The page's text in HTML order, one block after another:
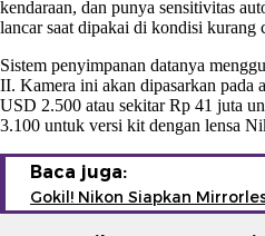
kendaraan, dan punya sensitivitas
lancar saat dipakai di kondisi kurang
Sistem penyimpanan datanya
II. Kamera ini akan dipasarkan pada
USD 2.500 atau sekitar Rp 41 juta
3.100 untuk versi kit dengan lensa
Baca juga:
Gokil! Nikon Siapkan